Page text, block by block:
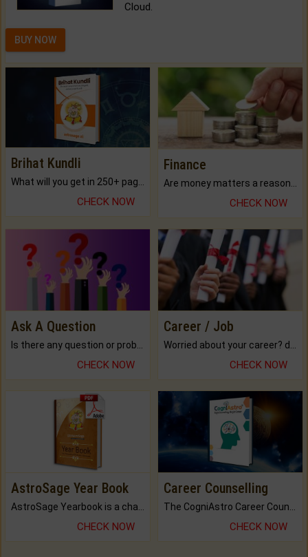
Cloud.
BUY NOW
Brihat Kundli
CHECK NOW
Finance
CHECK NOW
Ask A Question
Is there any question or problem lingering.
CHECK NOW
Career / Job
Worried about your career? don't know what is.
CHECK NOW
AstroSage Year Book
AstroSage Yearbook is a channel to fulfill your dreams and destiny.
CHECK NOW
Career Counselling
The CogniAstro Career Counselling Report is the most comprehensive report available on this topic.
CHECK NOW